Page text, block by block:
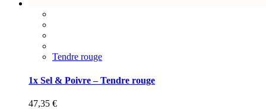
Tendre rouge
1x Sel & Poivre – Tendre rouge
47,35 €